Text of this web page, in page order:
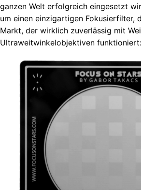
ganzen Welt erfolgreich eingesetzt
um einen einzigartigen Fokusierfilter,
Markt, der wirklich zuverlässig mit
Ultraweitwinkelobjektiven funktioniert: